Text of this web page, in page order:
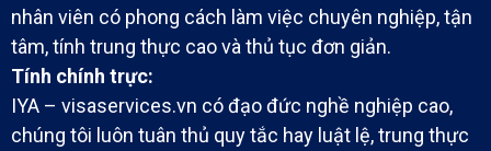
nhân viên có phong cách làm việc chuyên nghiệp, tận
tâm, tính trung thực cao và thủ tục đơn giản.
Tính chính trực:
IYA – visaservices.vn có đạo đức nghề nghiệp cao,
chúng tôi luôn tuân thủ quy tắc hay luật lệ, trung thực